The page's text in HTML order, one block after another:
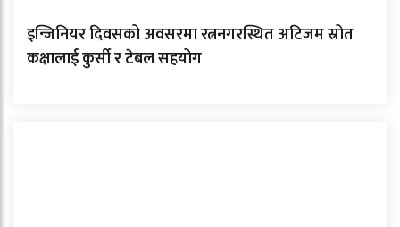
इन्जिनियर दिवसको अवसरमा रत्ननगरस्थित अटिजम स्रोत
कक्षालाई कुर्सी र टेबल सहयोग